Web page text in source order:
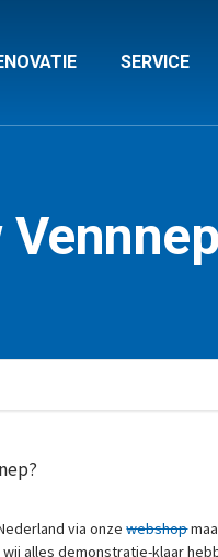
SERVICE
via onzewebshop
alles demonstratie-klaar